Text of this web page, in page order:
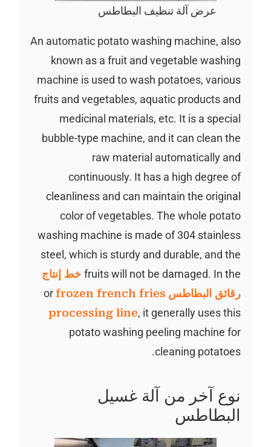
عرض آلة تنظيف البطاطس
An automatic potato washing machine, also
known as a fruit and vegetable washing
machine is used to wash potatoes, various
fruits and vegetables, aquatic products and
medicinal materials, etc. It is a special
bubble-type machine, and it can clean the
raw material automatically and
continuously. It has a high degree of
cleanliness and can maintain the original
color of vegetables. The whole potato
washing machine is made of 304 stainless
steel, which is sturdy and durable, and the
fruits will not be damaged. In theخط إنتاج
رقائق البطاطسor
frozen french fries
processing line, it generally uses this
potato washing peeling machine for
cleaning potatoes.
نوع آخر من آلة غسيل
البطاطس